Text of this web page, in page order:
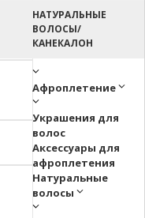
НАТУРАЛЬНЫЕ
ВОЛОСЫ/
КАНЕКАЛОН
Афроплетение
Украшения для
волос
Аксессуары для
афроплетения
Натуральные
волосы